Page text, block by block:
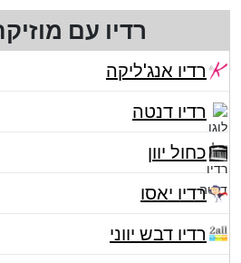
רדיו עם מוזיקה
רדיו אנג'ליקה
רדיו דנטה
כחול יוון
רדיו יאסו
רדיו דבש יווני